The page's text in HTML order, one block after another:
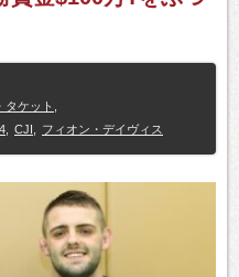
タケット
CJI フィオン・デイヴィス